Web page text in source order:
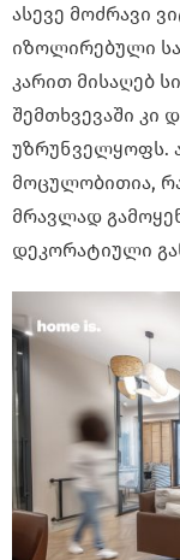
ასევე მოძრავი
იზოლირებული
კარით მისაღებ
შემთხვევაში კი
უზრუნველყოფს.
მოცულობითია,
მრავლად
დეკორატიული